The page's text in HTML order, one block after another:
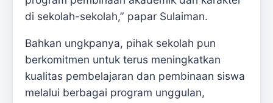
di sekolah-sekolah,” papar Sulaiman.
Bahkan ungkpanya, pihak sekolah pun
berkomitmen untuk terus meningkatkan
kualitas pembelajaran dan pembinaan siswa
melalui berbagai program unggulan,